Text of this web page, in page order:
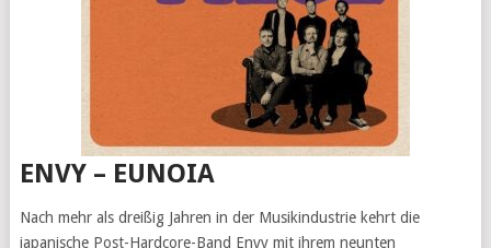
ENVY – EUNOIA
Nach mehr als dreißig Jahren in der Musikindustrie kehrt die
japanische Post-Hardcore-Band Envy mit ihrem neunten